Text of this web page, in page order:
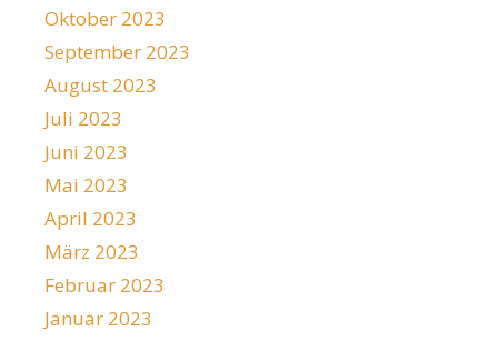
Oktober 2023
September 2023
August 2023
Juli 2023
Juni 2023
Mai 2023
April 2023
März 2023
Februar 2023
Januar 2023